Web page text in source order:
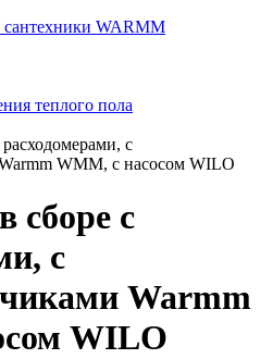
WARMM
теплого пола
c
WMM, с насосом WILO
сборе с
c
Warmm
WILO